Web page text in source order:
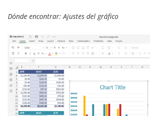
Dónde encontrar: Ajustes del gráfico